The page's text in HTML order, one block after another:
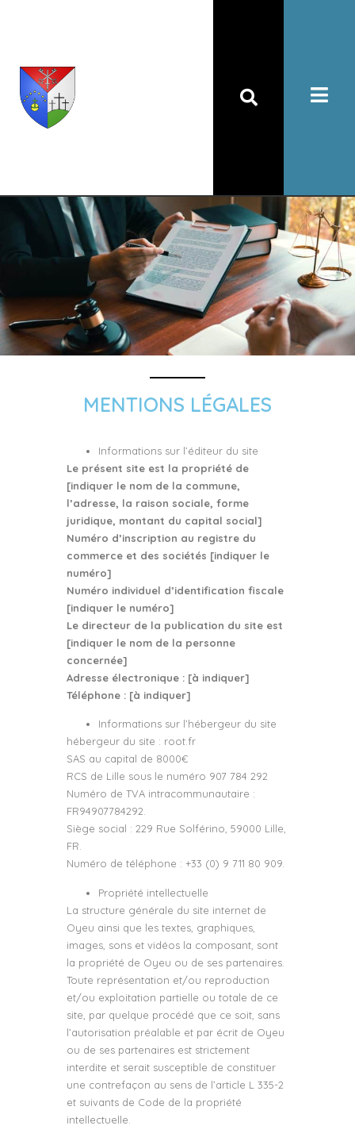
MENTIONS LÉGALES
Informations sur l’éditeur du site
Le présent site est la propriété de
[indiquer le nom de la commune,
l’adresse, la raison sociale, forme
juridique, montant du capital social]
Numéro d’inscription au registre du
commerce et des sociétés [indiquer le
numéro]
Numéro individuel d’identification fiscale
[indiquer le numéro]
Le directeur de la publication du site est
[indiquer le nom de la personne
concernée]
Adresse électronique : [à indiquer]
Téléphone : [à indiquer]
Informations sur l’hébergeur du site
hébergeur du site : root.fr
SAS au capital de 8000€
RCS de Lille sous le numéro 907 784 292
Numéro de TVA intracommunautaire :
FR94907784292.
Siège social : 229 Rue Solférino, 59000 Lille,
FR.
Numéro de téléphone : +33 (0) 9 711 80 909.
Propriété intellectuelle
La structure générale du site internet de
Oyeu ainsi que les textes, graphiques,
images, sons et vidéos la composant, sont
la propriété de Oyeu ou de ses partenaires.
Toute représentation et/ou reproduction
et/ou exploitation partielle ou totale de ce
site, par quelque procédé que ce soit, sans
l’autorisation préalable et par écrit de Oyeu
ou de ses partenaires est strictement
interdite et serait susceptible de constituer
une contrefaçon au sens de l’article L 335-2
et suivants de Code de la propriété
intellectuelle.